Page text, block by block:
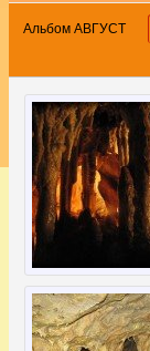
Альбом АВГУСТ